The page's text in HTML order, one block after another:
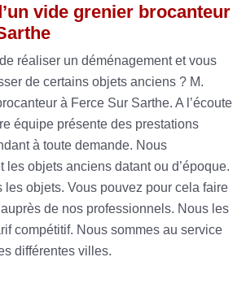
vide grenier brocanteur
réaliser un déménagement et vous
de certains objets anciens ? M.
à Ferce Sur Sarthe. A l’écoute
équipe présente des prestations
à toute demande. Nous
les objets anciens datant ou d’époque.
les objets. Vous pouvez pour cela faire
de nos professionnels. Nous les
compétitif. Nous sommes au service
différentes villes.